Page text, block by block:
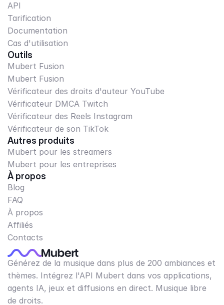
API
Tarification
Documentation
Cas d'utilisation
Outils
Mubert Fusion
Mubert Fusion
Vérificateur des droits d'auteur YouTube
Vérificateur DMCA Twitch
Vérificateur des Reels Instagram
Vérificateur de son TikTok
Autres produits
Mubert pour les streamers
Mubert pour les entreprises
À propos
Blog
FAQ
À propos
Affiliés
Contacts
Générez de la musique dans plus de 200 ambiances et
thèmes. Intégrez l'API Mubert dans vos applications,
agents IA, jeux et diffusions en direct. Musique libre
de droits.